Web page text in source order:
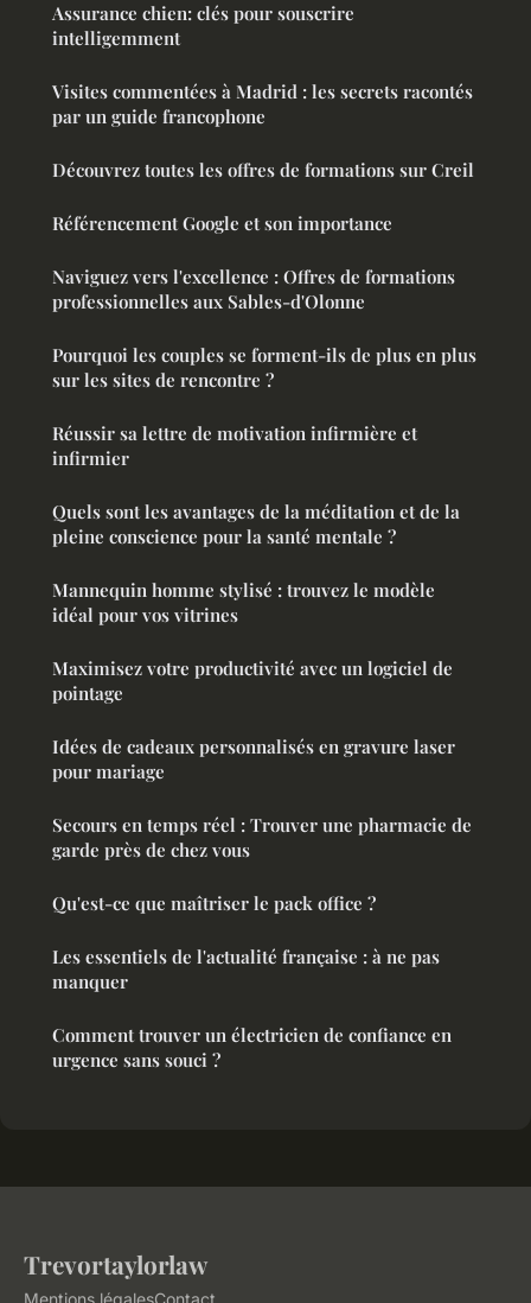
Assurance chien: clés pour souscrire
intelligemment
Visites commentées à Madrid : les secrets racontés
par un guide francophone
Découvrez toutes les offres de formations sur Creil
Référencement Google et son importance
Naviguez vers l'excellence : Offres de formations
professionnelles aux Sables-d'Olonne
Pourquoi les couples se forment-ils de plus en plus
sur les sites de rencontre ?
Réussir sa lettre de motivation infirmière et
infirmier
Quels sont les avantages de la méditation et de la
pleine conscience pour la santé mentale ?
Mannequin homme stylisé : trouvez le modèle
idéal pour vos vitrines
Maximisez votre productivité avec un logiciel de
pointage
Idées de cadeaux personnalisés en gravure laser
pour mariage
Secours en temps réel : Trouver une pharmacie de
garde près de chez vous
Qu'est-ce que maîtriser le pack office ?
Les essentiels de l'actualité française : à ne pas
manquer
Comment trouver un électricien de confiance en
urgence sans souci ?
Trevortaylorlaw
Mentions légalesContact